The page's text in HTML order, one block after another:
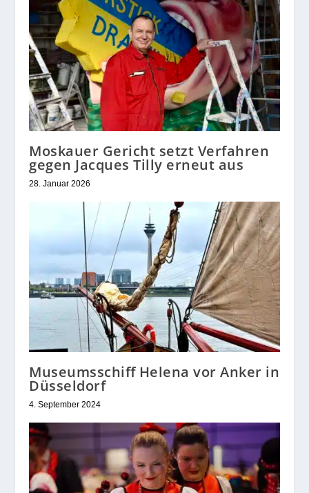
Moskauer Gericht setzt Verfahren
gegen Jacques Tilly erneut aus
28. Januar 2026
Museumsschiff Helena vor Anker in
Düsseldorf
4. September 2024